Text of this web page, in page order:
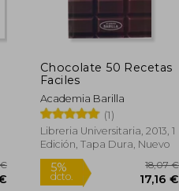
5%
Chocolate 50 Recetas
Faciles
Academia Barilla
(1)
Libreria Universitaria, 2013, 1
Edición, Tapa Dura, Nuevo